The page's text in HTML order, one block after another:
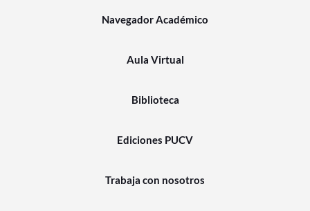
Navegador Académico
Aula Virtual
Biblioteca
Ediciones PUCV
Trabaja con nosotros